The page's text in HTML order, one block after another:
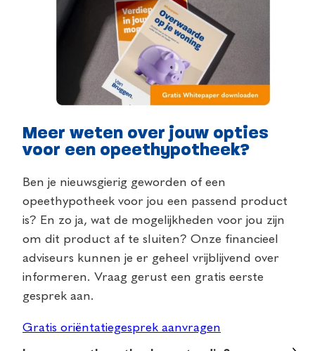
Meer weten over jouw opties
voor een opeethypotheek?
Ben je nieuwsgierig geworden of een
opeethypotheek voor jou een passend product
is? En zo ja, wat de mogelijkheden voor jou zijn
om dit product af te sluiten? Onze financieel
adviseurs kunnen je er geheel vrijblijvend over
informeren. Vraag gerust een gratis eerste
gesprek aan.
Gratis oriëntatiegesprek aanvragen